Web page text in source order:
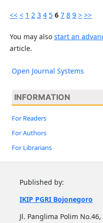
<< < 1 2 3 4 5 6 7 8 9 > >>
You may also start an
article.
Open Journal Systems
INFORMATION
For Readers
For Authors
For Librarians
Published by:
IKIP PGRI Bojonegoro
Jl. Panglima Polim No.46,